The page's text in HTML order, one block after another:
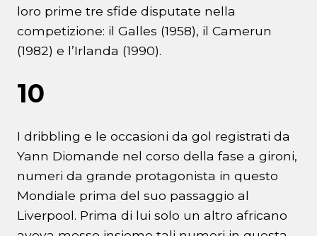
loro prime tre sfide disputate nella
competizione: il Galles (1958), il Camerun
(1982) e l’Irlanda (1990).
10
I dribbling e le occasioni da gol registrati da
Yann Diomande nel corso della fase a gironi,
numeri da grande protagonista in questo
Mondiale prima del suo passaggio al
Liverpool. Prima di lui solo un altro africano